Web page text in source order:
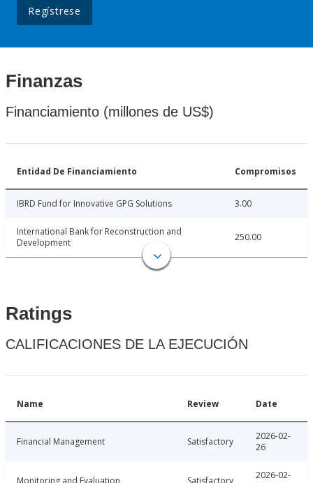
Regístrese
Finanzas
Financiamiento (millones de US$)
Entidad De Financiamiento Compromisos
IBRD Fund for Innovative GPG Solutions 3.00
International Bank for Reconstruction and
Development
250.00
Ratings
CALIFICACIONES DE LA EJECUCIÓN
Name Review Date
Financial Management Satisfactory
2026-02-
26
2026-02-